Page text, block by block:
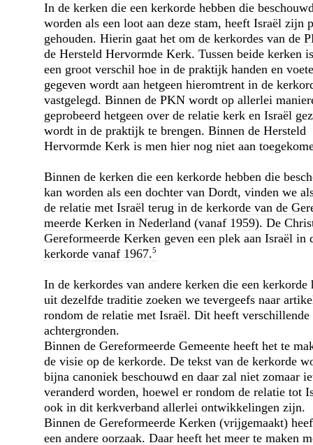
In de kerken die een kerkorde hebben die
worden als een loot aan deze stam, heeft Israël zijn
gehouden. Hierin gaat het om de kerkordes van de
de Hersteld Hervormde Kerk. Tussen beide kerken
een groot verschil hoe in de praktijk handen en
gegeven wordt aan hetgeen hieromtrent in de
vast­gelegd. Binnen de PKN wordt op allerlei
geprobeerd hetgeen over de relatie kerk en Israël
wordt in de praktijk te brengen. Binnen de Hersteld
Hervormde Kerk is men hier nog niet aan
Binnen de kerken die een kerkorde hebben die
kan worden als een dochter van Dordt, vinden we
de relatie met Israël terug in de kerkorde van de
meerde Kerken in Nederland (vanaf 1959). De
Gereformeerde Kerken geven een plek aan Israël in
kerkorde vanaf 1967.5
In de kerkordes van andere kerken die een kerkorde
uit dezelfde traditie zoeken we tevergeefs naar
rondom de relatie met Israël. Dit heeft verschillende
achtergronden.
Binnen de Gereformeerde Gemeente heeft het te
de visie op de kerkorde. De tekst van de kerkorde
bijna canoniek beschouwd en daar zal niet zomaar
veranderd worden, hoewel er rondom de relatie tot
ook in dit kerkverband allerlei ontwikkelingen zijn.
Binnen de Gereformeerde Kerken (vrijgemaakt)
een andere oorzaak. Daar heeft het meer te maken